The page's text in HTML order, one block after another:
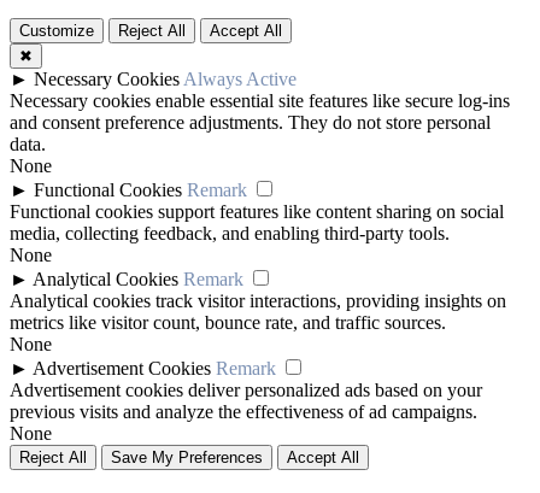
Customize Reject All
Accept All
✖
► Necessary Cookies Always Active
Necessary cookies enable essential site features like secure log-ins
and consent preference adjustments. They do not store personal
data.
None
► Functional Cookies Remark
Functional cookies support features like content sharing on social
media, collecting feedback, and enabling third-party tools.
None
► Analytical Cookies Remark
Analytical cookies track visitor interactions, providing insights on
metrics like visitor count, bounce rate, and traffic sources.
None
► Advertisement Cookies Remark
Advertisement cookies deliver personalized ads based on your
previous visits and analyze the effectiveness of ad campaigns.
None
Reject All Save My Preferences Accept All